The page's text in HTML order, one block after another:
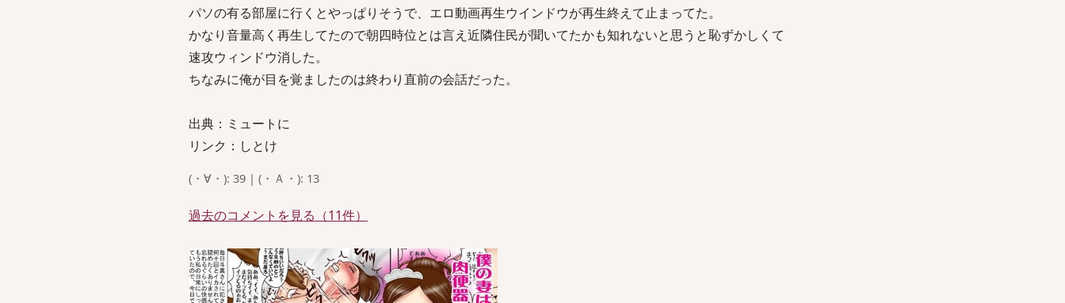
パソの有る部屋に行くとやっぱりそうで、エロ動画再生ウインドウが再生終えて止まってた。
かなり音量高く再生してたので朝四時位とは言え近隣住民が聞いてたかも知れないと思うと恥ずかしくて
速攻ウィンドウ消した。
ちなみに俺が目を覚ましたのは終わり直前の会話だった。
出典：ミュートに
リンク：しとけ
(・∀・): 39 | (・Ａ・): 13
過去のコメントを見る（11件）